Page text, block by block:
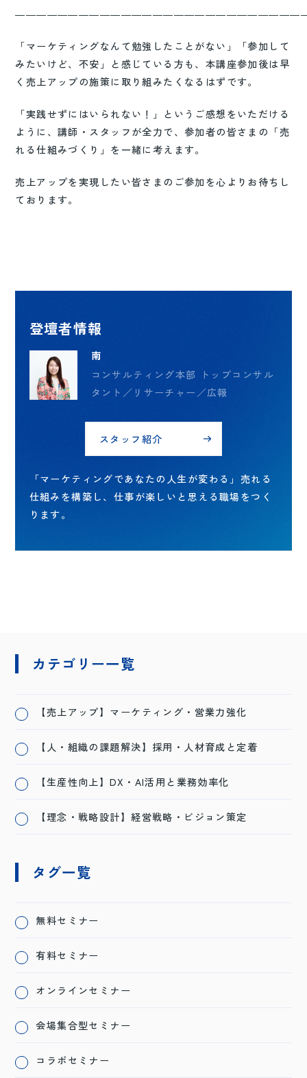
「マーケティングなんて勉強したことがない」「参加して
みたいけど、不安」と感じている方も、本講座参加後は早
く売上アップの施策に取り組みたくなるはずです。
「実践せずにはいられない！」というご感想をいただける
ように、講師・スタッフが全力で、参加者の皆さまの「売
れる仕組みづくり」を一緒に考えます。
売上アップを実現したい皆さまのご参加を心よりお待ちし
ております。
登壇者情報
南
コンサルティング本部 トップコンサル
タント／リサーチャー／広報
スタッフ紹介
「マーケティングであなたの人生が変わる」売れる
仕組みを構築し、仕事が楽しいと思える職場をつく
ります。
カテゴリー一覧
【売上アップ】マーケティング・営業力強化
【人・組織の課題解決】採用・人材育成と定着
【生産性向上】DX・AI活用と業務効率化
【理念・戦略設計】経営戦略・ビジョン策定
タグ一覧
無料セミナー
有料セミナー
オンラインセミナー
会場集合型セミナー
コラボセミナー